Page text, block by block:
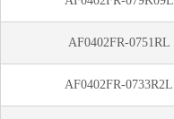
AF0402FR-0751RL
AF0402FR-0733R2L